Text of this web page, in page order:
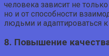
человека зависит не
но и от способности
людьми и адаптироваться
8. Повышение